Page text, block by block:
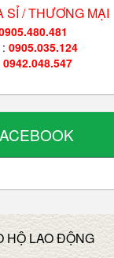
SỈ / THƯƠNG MẠI
0905.035.124
0942.048.547
HỘ LAO ĐỘNG